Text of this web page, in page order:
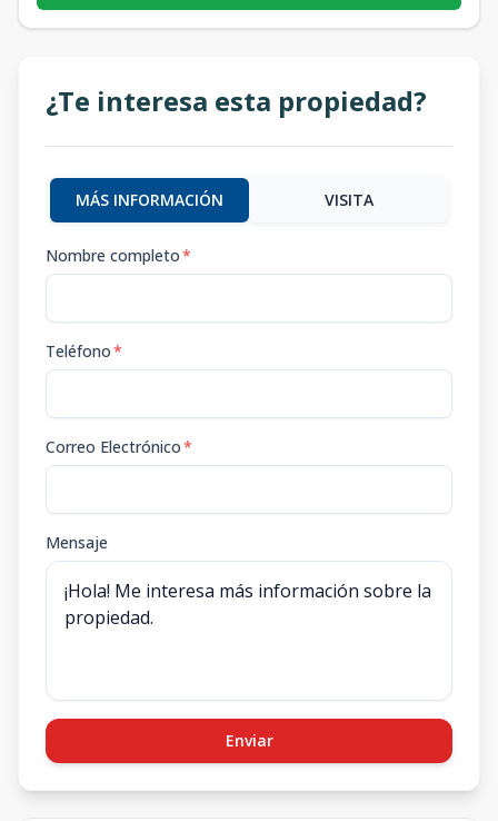
¿Te interesa esta propiedad?
MÁS INFORMACIÓN VISITA
Nombre completo*
Teléfono*
Correo Electrónico*
Mensaje
Enviar